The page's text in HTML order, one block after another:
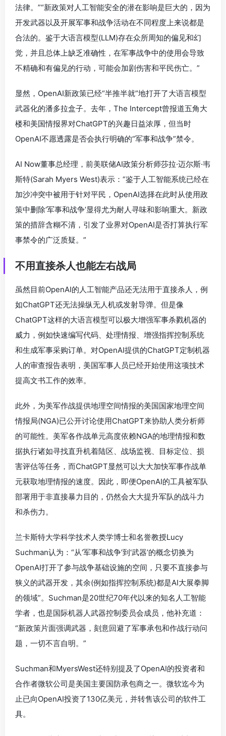
法律。”“新政策对人工智能安全的潜在影响是巨大的，因为
开发武器以及开展军事和战争活动在不同程度上来说都是
合法的。鉴于大语言模型(LLM)存在众所周知的偏见和幻
觉，并且总体上缺乏准确性，在军事战争中的使用会导致
不精确和有偏见的行动，可能会加剧伤害和平民伤亡。”
显然，OpenAI新政策已经“半推半就”地打开了大语言模型
武器化的潘多拉盒子。去年，The Intercept曾报道五角大
楼和美国情报界对ChatGPT的兴趣日益浓厚，但当时
OpenAI不愿透露是否会执行明确的“军事和战争”禁令。
AI Now董事总经理，前美联储AI政策分析师莎拉·迈尔斯·韦
斯特(Sarah Myers West)表示：“鉴于人工智能系统已经在
加沙冲突中被用于针对平民，OpenAI选择在此时从使用政
策中删除‘军事和战争’显得尤为耐人寻味和影响重大。新政
策的措辞含糊不清，引发了业界对OpenAI是否打算执行军
事禁令的广泛质疑。”
不用直接杀人也能左右战局
虽然目前OpenAI的人工智能产品还无法用于直接杀人，例
如ChatGPT还无法操纵无人机或发射导弹。但是像
ChatGPT这样的大语言模型可以极大增强军事杀戮机器的
威力，例如快速编写代码、处理情报、增强指挥控制系统
和生成军事采购订单。对OpenAI提供的ChatGPT定制机器
人的审查报告表明，美国军事人员已经开始使用这项技术
提高文书工作的效率。
此外，为美军作战提供地理空间情报的美国国家地理空间
情报局(NGA)已公开讨论使用ChatGPT来协助人类分析师
的可能性。美军各作战单元高度依赖NGA的地理情报和数
据执行诸如寻找直升机着陆区、战场监视、目标定位、损
害评估等任务，而ChatGPT显然可以大大加快军事作战单
元获取地理情报的速度。因此，即便OpenAI的工具被军队
部署用于非直接暴力目的，仍然会大大提升军队的战斗力
和杀伤力。
兰卡斯特大学科学技术人类学博士和名誉教授Lucy
Suchman认为：“从‘军事和战争’到‘武器’的概念切换为
OpenAI打开了参与战争基础设施的空间，只要不直接参与
狭义的武器开发，其余(例如指挥控制系统)都是AI大展拳脚
的领域”。Suchman是20世纪70年代以来的知名人工智能
学者，也是国际机器人武器控制委员会成员，他补充道：
“新政策片面强调武器，刻意回避了军事承包和作战行动问
题，一切不言自明。”
Suchman和MyersWest还特别提及了OpenAI的投资者和
合作者微软公司是美国主要国防承包商之一。微软迄今为
止已向OpenAI投资了130亿美元，并转售该公司的软件工
具。